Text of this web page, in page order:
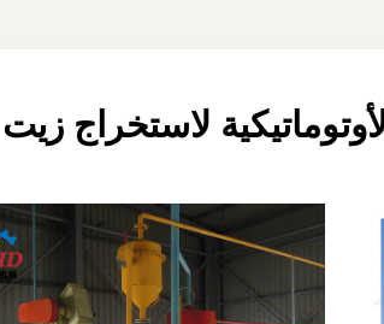
لاستخراج زيت